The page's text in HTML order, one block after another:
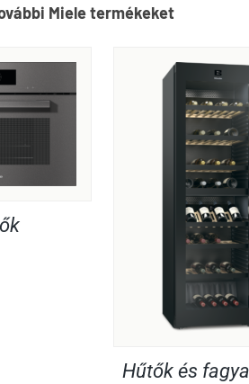
Miele termékeket
Hűtők és